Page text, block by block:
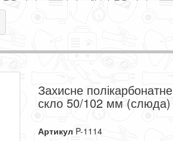
Захисне полікарбонатне
скло 50/102 мм (слюда)
Артикул P-1114